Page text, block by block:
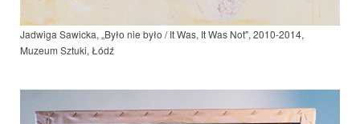
Jadwiga Sawicka, „Było nie było / It Was, It Was Not", 2010-2014,
Muzeum Sztuki, Łódź